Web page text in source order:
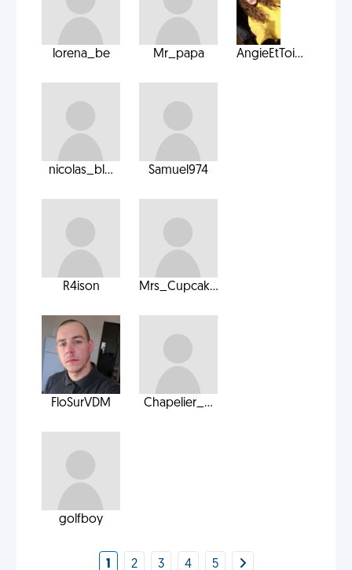
lorena_be Mr_papa AngieEtToi...
nicolas_bl... Samuel974
R4ison Mrs_Cupcak...
FloSurVDM Chapelier_...
golfboy
1 2 3 4 5